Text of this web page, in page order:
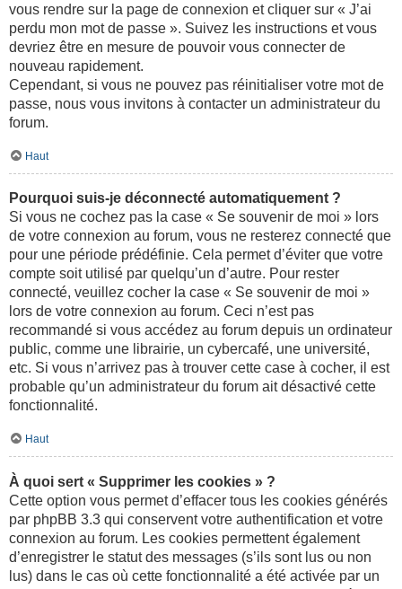
vous rendre sur la page de connexion et cliquer sur « J’ai
perdu mon mot de passe ». Suivez les instructions et vous
devriez être en mesure de pouvoir vous connecter de
nouveau rapidement.
Cependant, si vous ne pouvez pas réinitialiser votre mot de
passe, nous vous invitons à contacter un administrateur du
forum.
Haut
Pourquoi suis-je déconnecté automatiquement ?
Si vous ne cochez pas la case « Se souvenir de moi » lors
de votre connexion au forum, vous ne resterez connecté que
pour une période prédéfinie. Cela permet d’éviter que votre
compte soit utilisé par quelqu’un d’autre. Pour rester
connecté, veuillez cocher la case « Se souvenir de moi »
lors de votre connexion au forum. Ceci n’est pas
recommandé si vous accédez au forum depuis un ordinateur
public, comme une librairie, un cybercafé, une université,
etc. Si vous n’arrivez pas à trouver cette case à cocher, il est
probable qu’un administrateur du forum ait désactivé cette
fonctionnalité.
Haut
À quoi sert « Supprimer les cookies » ?
Cette option vous permet d’effacer tous les cookies générés
par phpBB 3.3 qui conservent votre authentification et votre
connexion au forum. Les cookies permettent également
d’enregistrer le statut des messages (s’ils sont lus ou non
lus) dans le cas où cette fonctionnalité a été activée par un